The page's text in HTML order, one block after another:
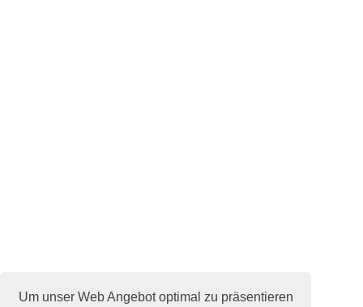
Um unser Web Angebot optimal zu präsentieren